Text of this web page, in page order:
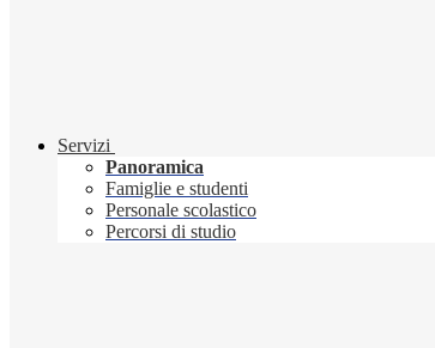
Servizi
Panoramica
Famiglie e studenti
Personale scolastico
Percorsi di studio